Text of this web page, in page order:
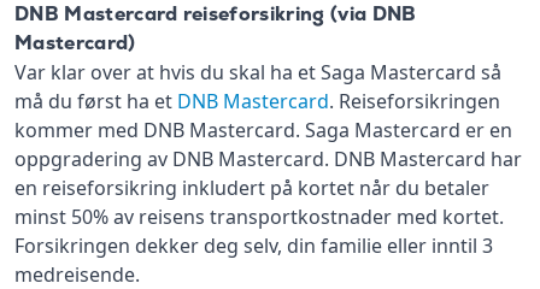
DNB Mastercard reiseforsikring (via DNB
Mastercard)
Var klar over at hvis du skal ha et Saga Mastercard så
må du først ha et DNB Mastercard. Reiseforsikringen
kommer med DNB Mastercard. Saga Mastercard er en
oppgradering av DNB Mastercard. DNB Mastercard har
en reiseforsikring inkludert på kortet når du betaler
minst 50% av reisens transportkostnader med kortet.
Forsikringen dekker deg selv, din familie eller inntil 3
medreisende.